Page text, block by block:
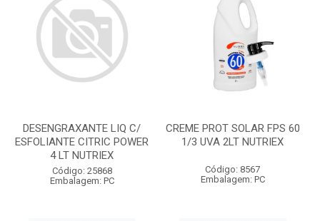
DESENGRAXANTE LIQ C/
ESFOLIANTE CITRIC POWER
4 LT NUTRIEX
Código: 25868
Embalagem: PC
CREME PROT SOLAR FPS 60
1/3 UVA 2LT NUTRIEX
Código: 8567
Embalagem: PC